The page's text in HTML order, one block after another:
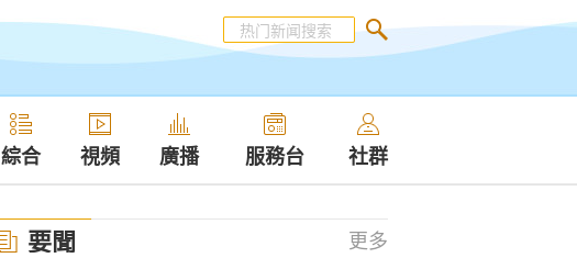
綜合 視頻 廣播 服務台 社群
要聞 更多